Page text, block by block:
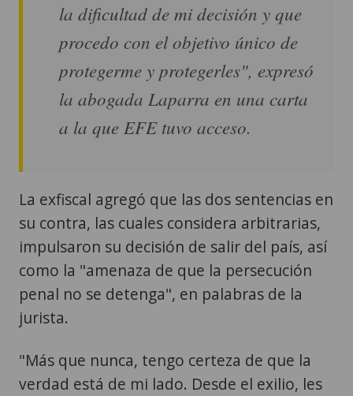
la dificultad de mi decisión y que
procedo con el objetivo único de
protegerme y protegerles", expresó
la abogada Laparra en una carta
a la que EFE tuvo acceso.
La exfiscal agregó que las dos sentencias en
su contra, las cuales considera arbitrarias,
impulsaron su decisión de salir del país, así
como la "amenaza de que la persecución
penal no se detenga", en palabras de la
jurista.
"Más que nunca, tengo certeza de que la
verdad está de mi lado. Desde el exilio, les